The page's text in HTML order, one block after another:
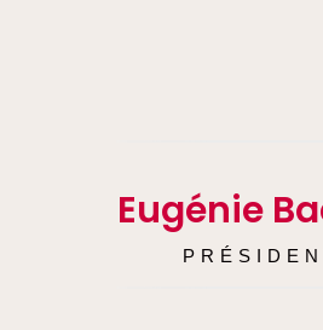
Eugénie